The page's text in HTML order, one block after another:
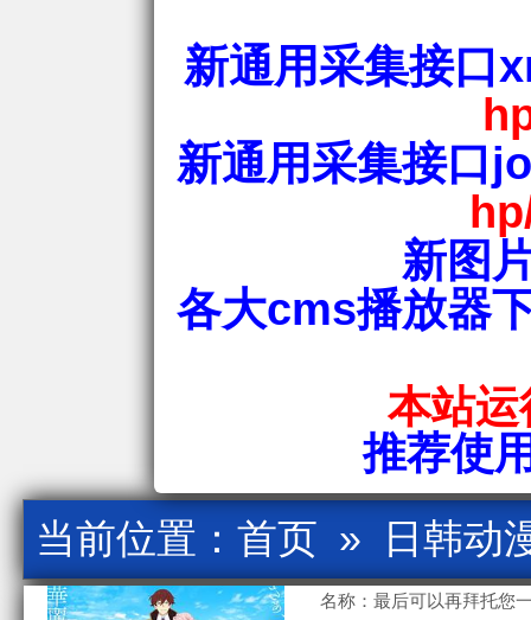
新通用采集接口
新通用采集接口
新图
各大cms播放器
本站
推荐使
当前位置： 首页 » 日韩动
名称：最后可以再拜托您